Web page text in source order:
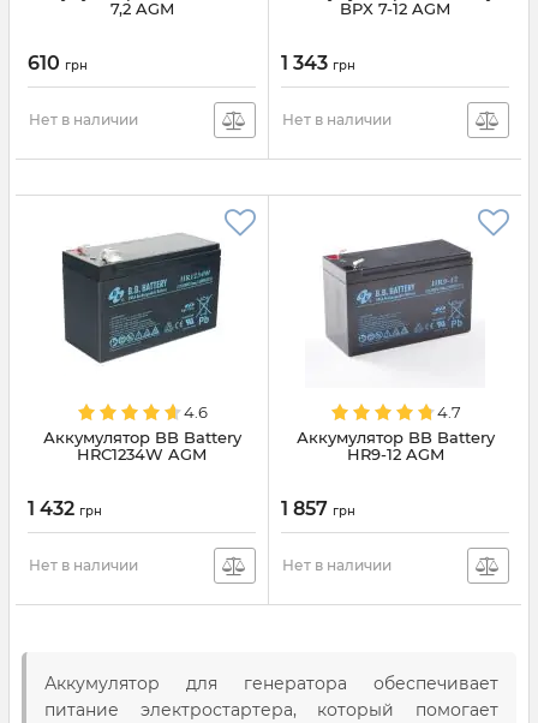
7,2 AGM
610 грн
Нет в наличии
BPX 7-12 AGM
1 343 грн
Нет в наличии
4.6
Аккумулятор BB Battery
HRС1234W AGM
1 432 грн
Нет в наличии
4.7
Аккумулятор BB Battery
HR9-12 AGM
1 857 грн
Нет в наличии
Аккумулятор для генератора обеспечивает
питание электростартера, который помогает